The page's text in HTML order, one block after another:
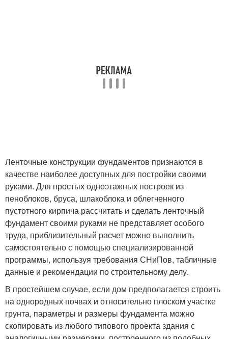
Ленточные конструкции фундаментов признаются в
качестве наиболее доступных для постройки своими
руками. Для простых одноэтажных построек из
пеноблоков, бруса, шлакоблока и облегченного
пустотного кирпича рассчитать и сделать ленточный
фундамент своими руками не представляет особого
труда, приблизительный расчет можно выполнить
самостоятельно с помощью специализированной
программы, используя требования СНиПов, табличные
данные и рекомендации по строительному делу.
В простейшем случае, если дом предполагается строить
на однородных почвах и относительно плоском участке
грунта, параметры и размеры фундамента можно
скопировать из любого типового проекта здания с